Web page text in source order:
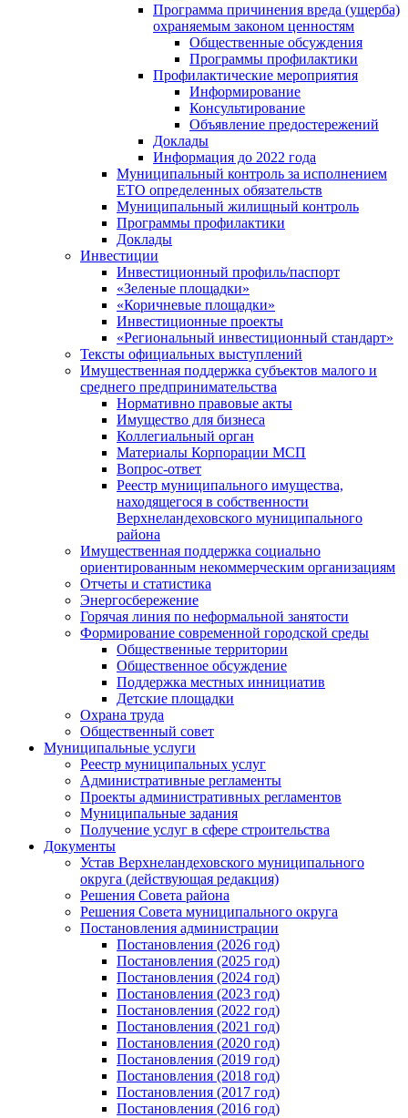
Программа причинения вреда (ущерба)
охраняемым законом ценностям
Общественные обсуждения
Программы профилактики
Профилактические мероприятия
Информирование
Консультирование
Объявление предостережений
Доклады
Информация до 2022 года
Муниципальный контроль за исполнением
ЕТО определенных обязательств
Муниципальный жилищный контроль
Программы профилактики
Доклады
Инвестиции
Инвестиционный профиль/паспорт
«Зеленые площадки»
«Коричневые площадки»
Инвестиционные проекты
«Региональный инвестиционный стандарт»
Тексты официальных выступлений
Имущественная поддержка субъектов малого и
среднего предпринимательства
Нормативно правовые акты
Имущество для бизнеса
Коллегиальный орган
Материалы Корпорации МСП
Вопрос-ответ
Реестр муниципального имущества,
находящегося в собственности
Верхнеландеховского муниципального
района
Имущественная поддержка социально
ориентированным некоммерческим организациям
Отчеты и статистика
Энергосбережение
Горячая линия по неформальной занятости
Формирование современной городской среды
Общественные территории
Общественное обсуждение
Поддержка местных иннициатив
Детские площадки
Охрана труда
Общественный совет
Муниципальные услуги
Реестр муниципальных услуг
Административные регламенты
Проекты административных регламентов
Муниципальные задания
Получение услуг в сфере строительства
Документы
Устав Верхнеландеховского муниципального
округа (действующая редакция)
Решения Совета района
Решения Совета муниципального округа
Постановления администрации
Постановления (2026 год)
Постановления (2025 год)
Постановления (2024 год)
Постановления (2023 год)
Постановления (2022 год)
Постановления (2021 год)
Постановления (2020 год)
Постановления (2019 год)
Постановления (2018 год)
Постановления (2017 год)
Постановления (2016 год)